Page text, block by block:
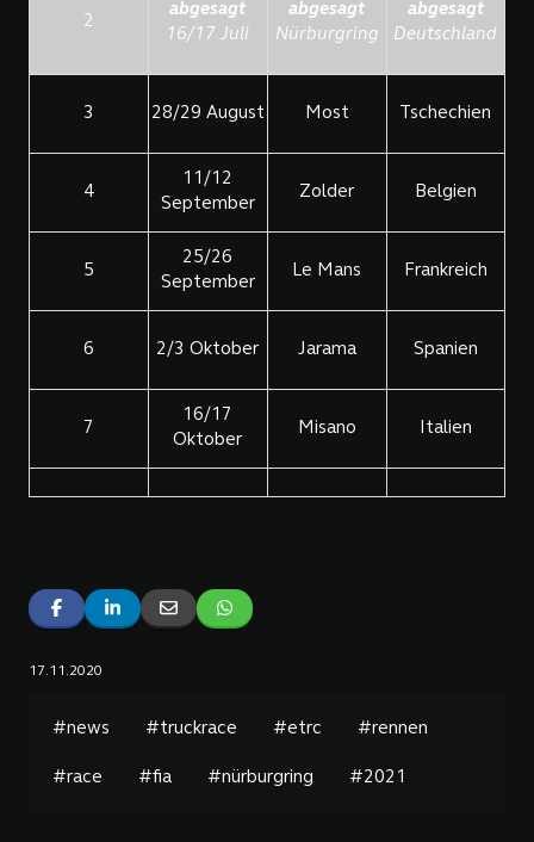
2
abgesagt
16/17 Juli
abgesagt
Nürburgring
abgesagt
Deutschland
3 28/29 August Most Tschechien
4
11/12
September
Zolder Belgien
5
25/26
September
Le Mans Frankreich
6 2/3 Oktober Jarama Spanien
7
16/17
Oktober
Misano Italien
17.11.2020
#news #truckrace #etrc #rennen
#race #fia #nürburgring #2021